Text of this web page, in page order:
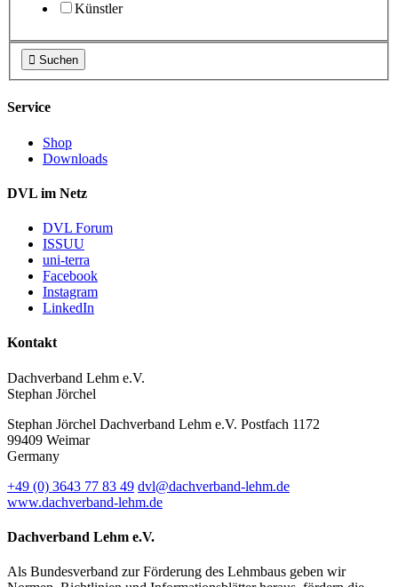
Künstler
 Suchen
Service
Shop
Downloads
DVL im Netz
DVL Forum
ISSUU
uni-terra
Facebook
Instagram
LinkedIn
Kontakt
Dachverband Lehm e.V.
Stephan Jörchel
Stephan Jörchel Dachverband Lehm e.V. Postfach 1172
99409 Weimar
Germany
+49 (0) 3643 77 83 49 dvl@dachverband-lehm.de
www.dachverband-lehm.de
Dachverband Lehm e.V.
Als Bundesverband zur Förderung des Lehmbaus geben wir